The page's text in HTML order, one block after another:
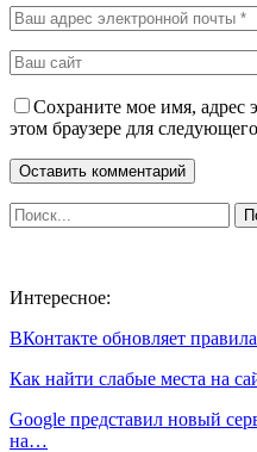
Сохраните мое имя, адрес
этом браузере для
Интересное:
ВКонтакте обновляет
Как найти слабые места на
Google представил новый
на…